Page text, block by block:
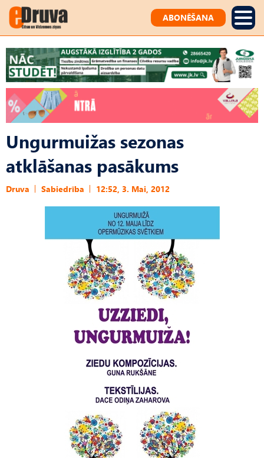
ABONĒŠANA
Ungurmuižas sezonas
atklāšanas pasākums
Druva Sabiedrība 12:52, 3. Mai, 2012